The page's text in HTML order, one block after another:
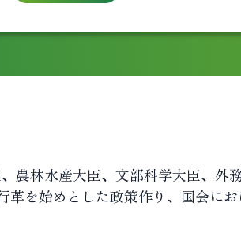
農林水産大臣、文部科学大臣、外
を始めとした政策作り、国会に